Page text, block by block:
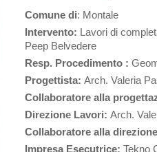
Comune di: Montale
Intervento: Lavori di
Peep Belvedere
Resp. Procedimento :
Progettista: Arch. Valeria
Collaboratore alla
Direzione Lavori: Arch.
Collaboratore alla
Impresa Esecutrice: Tekno